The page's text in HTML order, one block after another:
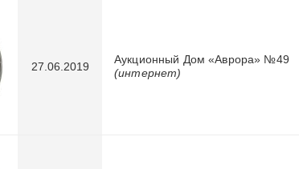
27.06.2019
Аукционный Дом «Аврора» №49
(интернет)